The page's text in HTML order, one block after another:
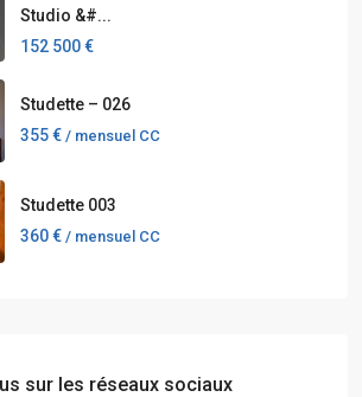
Studio &#...
152 500 €
Studette – 026
355 € / mensuel CC
Studette 003
360 € / mensuel CC
sur les réseaux sociaux